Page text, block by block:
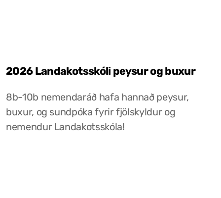
2026 Landakotsskóli peysur og buxur
8b-10b nemendaráð hafa hannað peysur,
buxur, og sundpóka fyrir fjölskyldur og
nemendur Landakotsskóla!